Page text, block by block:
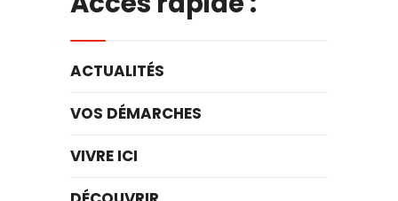
ACTUALITÉS
VOS DÉMARCHES
VIVRE ICI